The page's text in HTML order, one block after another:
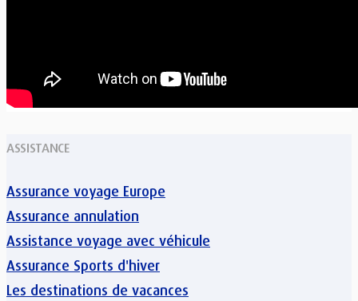
ASSISTANCE
Assurance voyage Europe
Assurance annulation
Assistance voyage avec véhicule
Assurance Sports d'hiver
Les destinations de vacances